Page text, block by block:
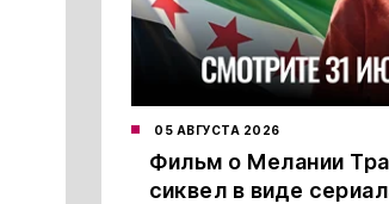
05 АВГУСТА 2026
Фильм о Мелании
сиквел в виде